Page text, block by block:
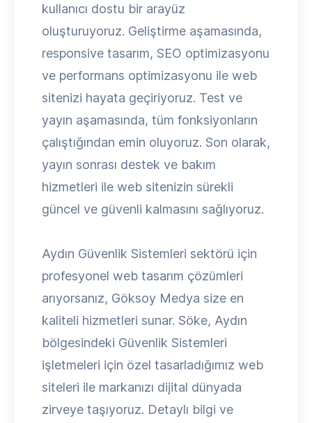
kullanıcı dostu bir arayüz
oluşturuyoruz. Geliştirme aşamasında,
responsive tasarım, SEO optimizasyonu
ve performans optimizasyonu ile web
sitenizi hayata geçiriyoruz. Test ve
yayın aşamasında, tüm fonksiyonların
çalıştığından emin oluyoruz. Son olarak,
yayın sonrası destek ve bakım
hizmetleri ile web sitenizin sürekli
güncel ve güvenli kalmasını sağlıyoruz.
Aydın Güvenlik Sistemleri sektörü için
profesyonel web tasarım çözümleri
arıyorsanız, Göksoy Medya size en
kaliteli hizmetleri sunar. Söke, Aydın
bölgesindeki Güvenlik Sistemleri
işletmeleri için özel tasarladığımız web
siteleri ile markanızı dijital dünyada
zirveye taşıyoruz. Detaylı bilgi ve